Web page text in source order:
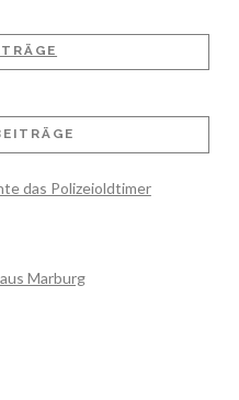
das Polizeioldtimer
Marburg